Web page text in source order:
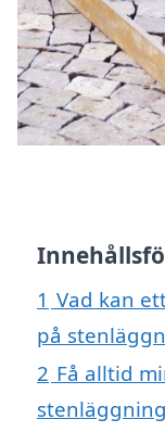
1 Vad kan
på
2 Få alltid